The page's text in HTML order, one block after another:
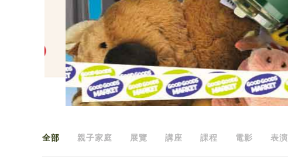
全部 親子家庭 展覽 講座 課程 電影 表演